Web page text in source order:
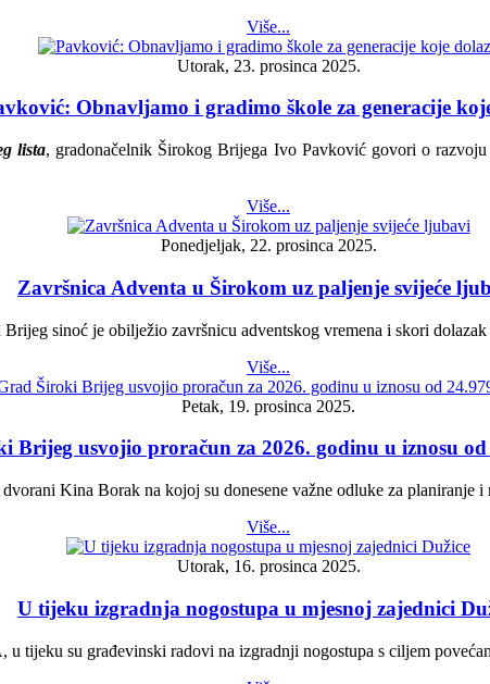
Više...
Utorak, 23. prosinca 2025.
Obnavljamo i gradimo škole za generacije
lista, gradonačelnik Širokog Brijega Ivo Pavković govori o
Više...
Ponedjeljak, 22. prosinca 2025.
Završnica Adventa u Širokom uz paljenje svijeće
sinoć je obilježio završnicu adventskog vremena i skori
Više...
Petak, 19. prosinca 2025.
Brijeg usvojio proračun za 2026. godinu u iznosu
Kina Borak na kojoj su donesene važne odluke za planiranje
Više...
Utorak, 16. prosinca 2025.
U tijeku izgradnja nogostupa u mjesnoj zajednici
tijeku su građevinski radovi na izgradnji nogostupa s ciljem